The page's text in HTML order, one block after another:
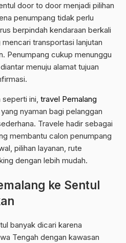
door to door menjadi pilihan
penumpang tidak perlu
berpindah kendaraan berkali
transportasi lanjutan
Penumpang cukup menunggu
menuju alamat tujuan
seperti ini, travel Pemalang
nyaman bagi pelanggan
Travele hadir sebagai
membantu calon penumpang
pilihan layanan, rute
dengan lebih mudah.
ke Sentul
banyak dicari karena
Tengah dengan kawasan